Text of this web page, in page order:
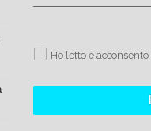
Ho letto e